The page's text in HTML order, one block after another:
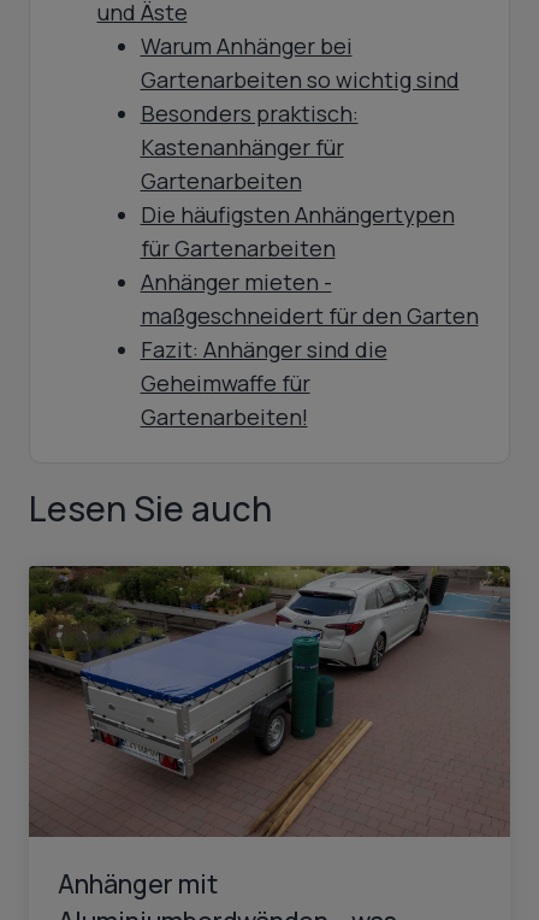
und Äste
Warum Anhänger bei
Gartenarbeiten so wichtig sind
Besonders praktisch:
Kastenanhänger für
Gartenarbeiten
Die häufigsten Anhängertypen
für Gartenarbeiten
Anhänger mieten -
maßgeschneidert für den Garten
Fazit: Anhänger sind die
Geheimwaffe für
Gartenarbeiten!
Lesen Sie auch
Anhänger mit